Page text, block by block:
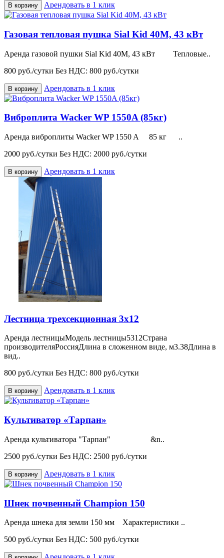
В корзину Арендовать в 1 клик
Газовая тепловая пушка Sial Kid 40M, 43 кВт
Аренда газовой пушки Sial Kid 40M, 43 кВт Тепловые..
800 руб./сутки Без НДС: 800 руб./сутки
В корзину Арендовать в 1 клик
Виброплита Wacker WP 1550A (85кг)
Аренда виброплиты Wacker WP 1550 A 85 кг ..
2000 руб./сутки Без НДС: 2000 руб./сутки
В корзину Арендовать в 1 клик
Лестница трехсекционная 3х12
Аренда лестницыМодель лестницы5312Страна
производителяРоссияДлина в сложенном виде, м3.38Длина в
вид..
800 руб./сутки Без НДС: 800 руб./сутки
В корзину Арендовать в 1 клик
Культиватор «Тарпан»
Аренда культиватора "Тарпан" &n..
2500 руб./сутки Без НДС: 2500 руб./сутки
В корзину Арендовать в 1 клик
Шнек почвенный Champion 150
Аренда шнека для земли 150 мм Характеристики ..
500 руб./сутки Без НДС: 500 руб./сутки